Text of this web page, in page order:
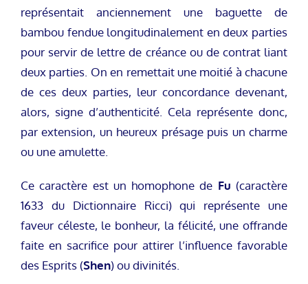
représentait anciennement une baguette de
bambou fendue longitudinalement en deux parties
pour servir de lettre de créance ou de contrat liant
deux parties. On en remettait une moitié à chacune
de ces deux parties, leur concordance devenant,
alors, signe d’authenticité. Cela représente donc,
par extension, un heureux présage puis un charme
ou une amulette.
Ce caractère est un homophone de Fu (caractère
1633 du Dictionnaire Ricci) qui représente une
faveur céleste, le bonheur, la félicité, une offrande
faite en sacrifice pour attirer l’influence favorable
des Esprits (Shen) ou divinités.